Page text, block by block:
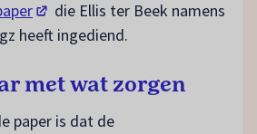
(opent in een nieuw tabblad)
die Ellis ter Beek namens
heeft ingediend.
met wat zorgen
paper is dat de